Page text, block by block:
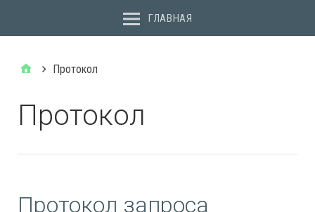
ГЛАВНАЯ
Протокол
Протокол
Протокол запроса